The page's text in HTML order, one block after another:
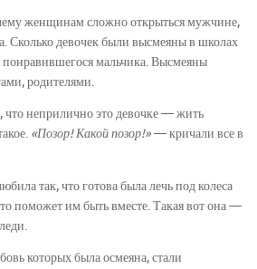
женщинам сложно открыться мужчине,
Сколько девочек были высмеяны в школах
понравившегося мальчика. Высмеяны
родителями.
что неприлично это девочке — жить
«Позор! Какой позор!»— кричали все в
так, что готова была лечь под колеса
поможет им быть вместе. Такая вот она —
которых была осмеяна, стали